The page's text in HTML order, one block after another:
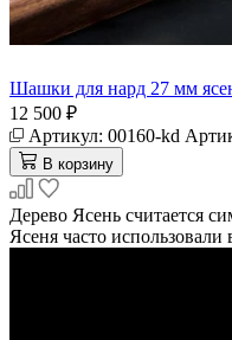
Шашки для нард 27 мм
12 500 ₽
Артикул: 00160-kd
В корзину
Дерево Ясень считается
Ясеня часто использовали